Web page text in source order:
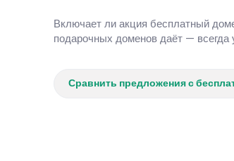
Включает ли акция бесплатный
подарочных доменов даёт — всегда
Сравнить предложения с